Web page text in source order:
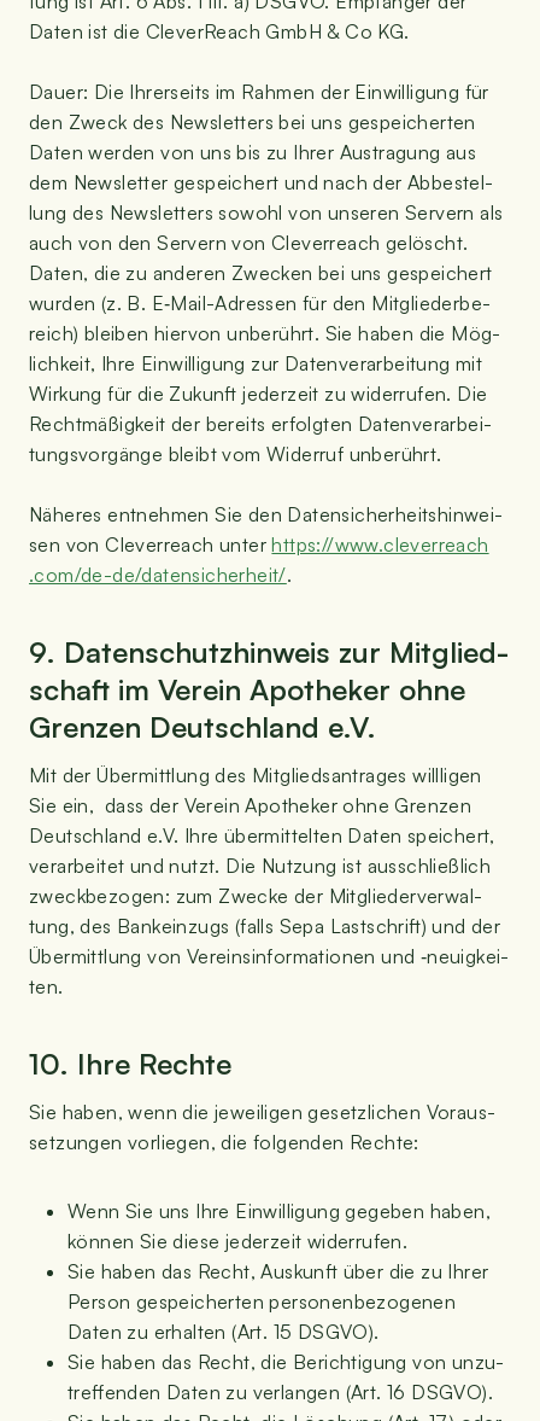
Daten ist die Cle­ver­Reach GmbH & Co KG.
Dau­er: Die Ihrer­seits im Rah­men der Ein­wil­li­gung für
den Zweck des News­let­ters bei uns gespei­cher­ten
Daten wer­den von uns bis zu Ihrer Aus­tra­gung aus
dem News­let­ter gespei­chert und nach der Abbe­stel­
lung des News­let­ters sowohl von unse­ren Ser­vern als
auch von den Ser­vern von Cle­ver­reach gelöscht.
Daten, die zu ande­ren Zwe­cken bei uns gespei­chert
wur­den (z. B. E‑Mail-Adres­sen für den Mit­glie­der­be­
reich) blei­ben hier­von unbe­rührt. Sie haben die Mög­
lich­keit, Ihre Ein­wil­li­gung zur Daten­ver­ar­bei­tung mit
Wir­kung für die Zukunft jeder­zeit zu wider­ru­fen. Die
Recht­mä­ßig­keit der bereits erfolg­ten Daten­ver­ar­bei­
tungs­vor­gän­ge bleibt vom Wider­ruf unbe­rührt.
Nähe­res ent­neh­men Sie den Daten­si­cher­heits­hin­wei­
sen von Cle­ver­reach unterhttps://​www​.cle​ver​reach​
.com/​d​e​-​d​e​/​d​a​t​e​n​s​i​c​h​e​r​h​e​it/.
9. Daten­schutz­hin­weis zur Mit­glied­
schaft im Ver­ein Apo­the­ker ohne
Gren­zen Deutsch­land e.V.
Mit der Über­mitt­lung des Mit­glieds­an­tra­ges will­li­gen
Sie ein, dass der Ver­ein Apo­the­ker ohne Gren­zen
Deutsch­land e.V. Ihre über­mit­tel­ten Daten spei­chert,
ver­ar­bei­tet und nutzt. Die Nut­zung ist aus­schließ­lich
zweck­be­zo­gen: zum Zwe­cke der Mit­glie­der­ver­wal­
tung, des Bank­ein­zugs (falls Sepa Last­schrift) und der
Über­mitt­lung von Ver­eins­in­for­ma­tio­nen und ‑neu­ig­kei­
ten.
10. Ihre Rechte
Sie haben, wenn die jewei­li­gen gesetz­li­chen Vor­aus­
set­zun­gen vor­lie­gen, die fol­gen­den Rechte:
Wenn Sie uns Ihre Ein­wil­li­gung gege­ben haben,
kön­nen Sie die­se jeder­zeit widerrufen.
Sie haben das Recht, Aus­kunft über die zu Ihrer
Per­son gespei­cher­ten per­so­nen­be­zo­ge­nen
Daten zu erhal­ten (Art. 15 DSGVO).
Sie haben das Recht, die Berich­ti­gung von unzu­
tref­fen­den Daten zu ver­lan­gen (Art. 16 DSGVO).